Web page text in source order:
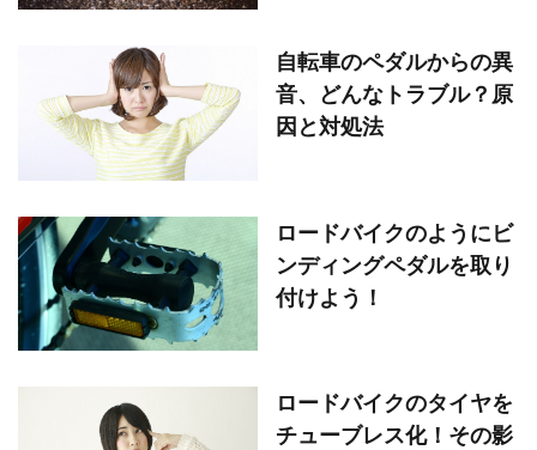
自転車のペダルからの異
音、どんなトラブル？原
因と対処法
ロードバイクのようにビ
ンディングペダルを取り
付けよう！
ロードバイクのタイヤを
チューブレス化！その影